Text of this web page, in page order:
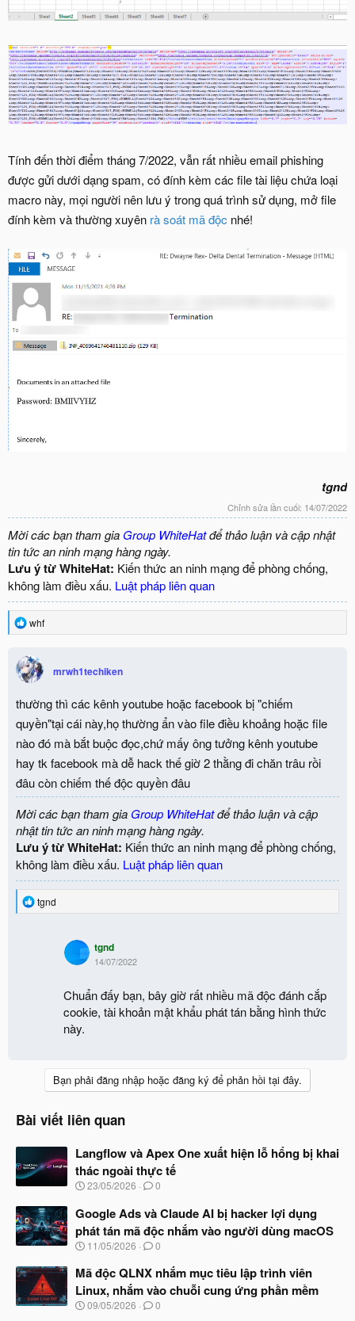
Tính đến thời điểm tháng 7/2022, vẫn rất nhiều email phishing
được gửi dưới dạng spam, có đính kèm các file tài liệu chứa loại
macro này, mọi người nên lưu ý trong quá trình sử dụng, mở file
đính kèm và thường xuyên rà soát mã độc nhé!
tgnd
Chỉnh sửa lần cuối: 14/07/2022
Mời các bạn tham gia Group WhiteHatđể thảo luận và cập nhật
tin tức an ninh mạng hàng ngày.
Lưu ý từ WhiteHat: Kiến thức an ninh mạng để phòng chống,
không làm điều xấu. Luật pháp liên quan
R
e
c
t
i
o
n
s
:
whf
mrwh1techiken
thường thì các kênh youtube hoặc facebook bị "chiếm
quyền"tại cái này,họ thường ẩn vào file điều khoảng hoặc file
nào đó mà bắt buộc đọc,chứ mấy ông tưởng kênh youtube
hay tk facebook mà dễ hack thế giờ 2 thằng đi chăn trâu rồi
đâu còn chiếm thế độc quyền đâu
Mời các bạn tham gia Group WhiteHatđể thảo luận và cập
nhật tin tức an ninh mạng hàng ngày.
Lưu ý từ WhiteHat: Kiến thức an ninh mạng để phòng chống,
không làm điều xấu. Luật pháp liên quan
R
e
tgnd
tgnd
14/07/2022
Chuẩn đấy bạn, bây giờ rất nhiều mã độc đánh cắp
cookie, tài khoản mật khẩu phát tán bằng hình thức
này.
Bạn phải đăng nhập hoặc đăng ký để phản hồi tại đây.
Bài viết liên quan
Langflow và Apex One xuất hiện lỗ hổng bị khai
thác ngoài thực tế
N
à
y
b
ắ
đ
ầ
u
23/05/2026 0
Google Ads và Claude AI bị hacker lợi dụng
phát tán mã độc nhắm vào người dùng macOS
N
à
b
ắ
11/05/2026 0
Mã độc QLNX nhắm mục tiêu lập trình viên
Linux, nhắm vào chuỗi cung ứng phần mềm
N
09/05/2026 0